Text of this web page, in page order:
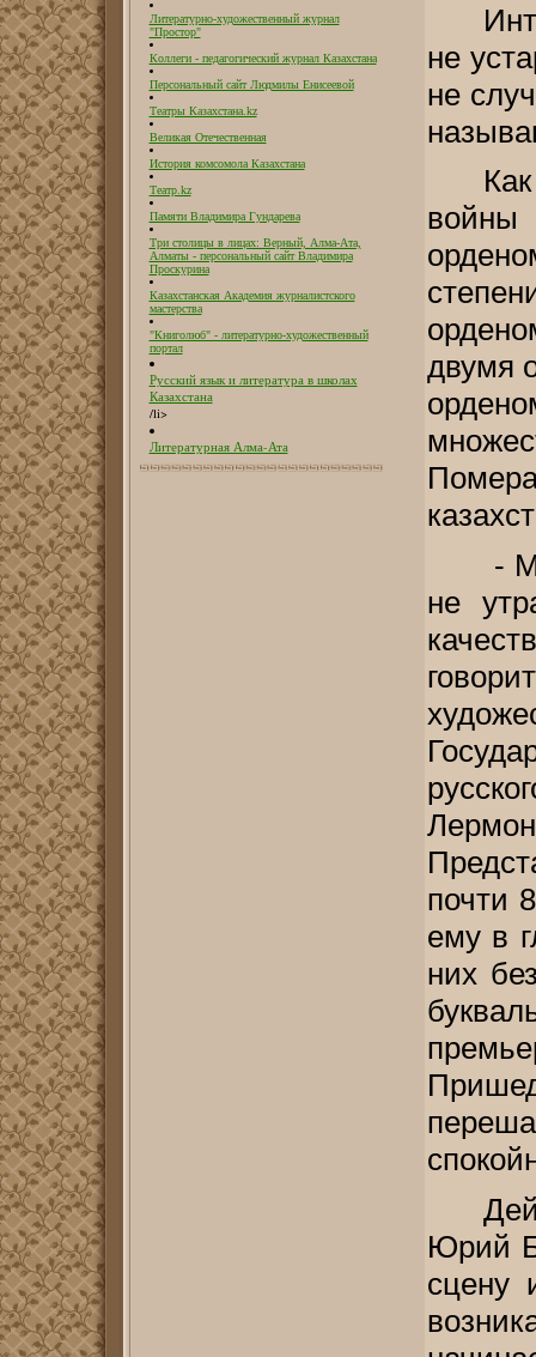
Литературно-художественный журнал
"Простор"
Коллеги - педагогический журнал Казахстана
Персональный сайт Людмилы Енисеевой
Театры Казахстана.kz
Великая Отечественная
История комсомола Казахстана
Театр.kz
Памяти Владимира Гундарева
Три столицы в лицах: Верный, Алма-Ата,
Алматы - персональный сайт Владимира
Проскурина
Казахстанская Академия журналистского
мастерства
"Книголюб" - литературно-художественный
портал
Русский язык и литература в школах
Казахстана
/li>
Литературная Алма-Ата
не
не
двумя
-
не
почти
ему в
них
Юрий
сцену